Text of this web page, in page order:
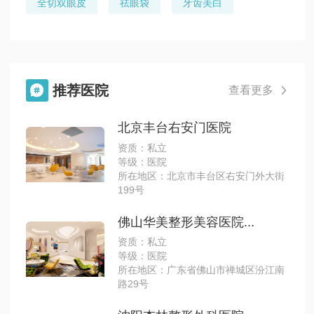
全切双眼皮 祛眼袋 牙齿美白
 推荐医院 查看更多 
北京丰台右安门医院
资质：私立
等级：医院
所在地区：北京市丰台区右安门外大街
199号
佛山华美整形美容医院...
资质：私立
等级：医院
所在地区：广东省佛山市禅城区汾江南
路29号